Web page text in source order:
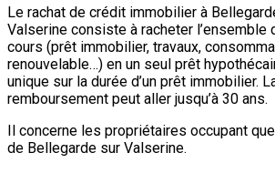
Le rachat de crédit immobilier à
Valserine consiste à racheter l’ensemble
cours (prêt immobilier, travaux,
renouvelable…) en un seul prêt
unique sur la durée d’un prêt immobilier.
remboursement peut aller jusqu’à 30 ans.
Il concerne les propriétaires occupant
de Bellegarde sur Valserine.